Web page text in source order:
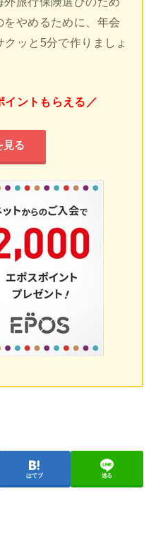
やめるために、年会
クッと5分で作りましょ
ントもらえる／
見る
はてブ 送る